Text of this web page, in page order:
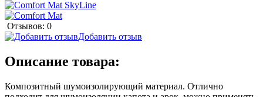
Отзывов: 0
Добавить отзыв
Описание товара:
Композитный шумоизолирующий материал. Отлично